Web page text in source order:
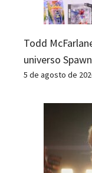
Todd
universo
5 de agosto de